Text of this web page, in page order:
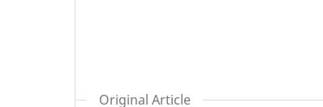
Original Article